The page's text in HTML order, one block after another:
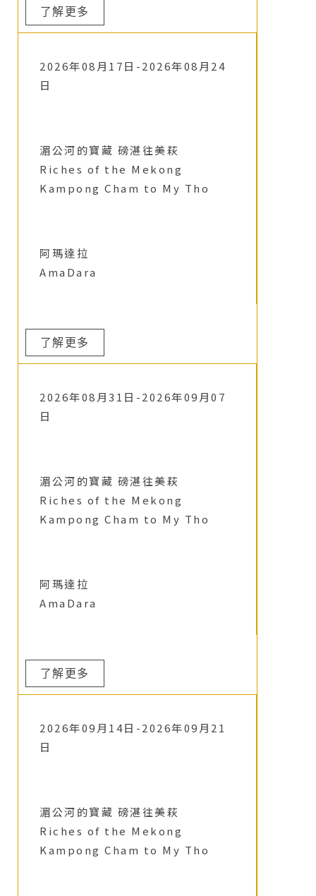
了解更多
2026年08月17日-2026年08月24
日
湄公河的寶藏 磅湛往美萩
Riches of the Mekong
Kampong Cham to My Tho
阿瑪達拉
AmaDara
了解更多
2026年08月31日-2026年09月07
日
湄公河的寶藏 磅湛往美萩
Riches of the Mekong
Kampong Cham to My Tho
阿瑪達拉
AmaDara
了解更多
2026年09月14日-2026年09月21
日
湄公河的寶藏 磅湛往美萩
Riches of the Mekong
Kampong Cham to My Tho